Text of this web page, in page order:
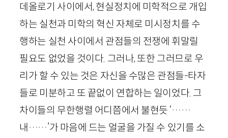
데올로기 사이에서, 현실정치에 미학적으로 개입
하는 실천과 미학의 혁신 자체로 미시정치를 수
행하는 실천 사이에서 관점들의 전쟁에 휘말릴
필요도 없었을 것이다. 그러나, 또한 그러므로 우
리가 할 수 있는 것은 자신을 수많은 관점들-타자
들로 미분하고 또 끝없이 연합하는 일이었다. 그
차이들의 무한행렬 어디쯤에서 불현듯 ‘……
내……’가 마음에 드는 얼굴을 가질 수 있기를 소